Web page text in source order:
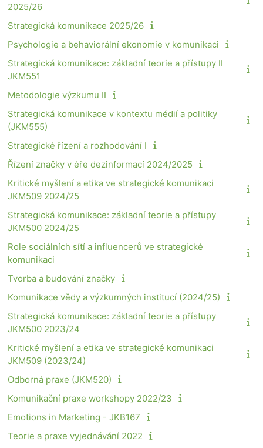
2025/26
Strategická komunikace 2025/26
Psychologie a behaviorální ekonomie v komunikaci
Strategická komunikace: základní teorie a přístupy II
JKM551
Metodologie výzkumu II
Strategická komunikace v kontextu médií a politiky
(JKM555)
Strategické řízení a rozhodování I
Řízení značky v éře dezinformací 2024/2025
Kritické myšlení a etika ve strategické komunikaci
JKM509 2024/25
Strategická komunikace: základní teorie a přístupy
JKM500 2024/25
Role sociálních sítí a influencerů ve strategické
komunikaci
Tvorba a budování značky
Komunikace vědy a výzkumných institucí (2024/25)
Strategická komunikace: základní teorie a přístupy
JKM500 2023/24
Kritické myšlení a etika ve strategické komunikaci
JKM509 (2023/24)
Odborná praxe (JKM520)
Komunikační praxe workshopy 2022/23
Emotions in Marketing - JKB167
Teorie a praxe vyjednávání 2022